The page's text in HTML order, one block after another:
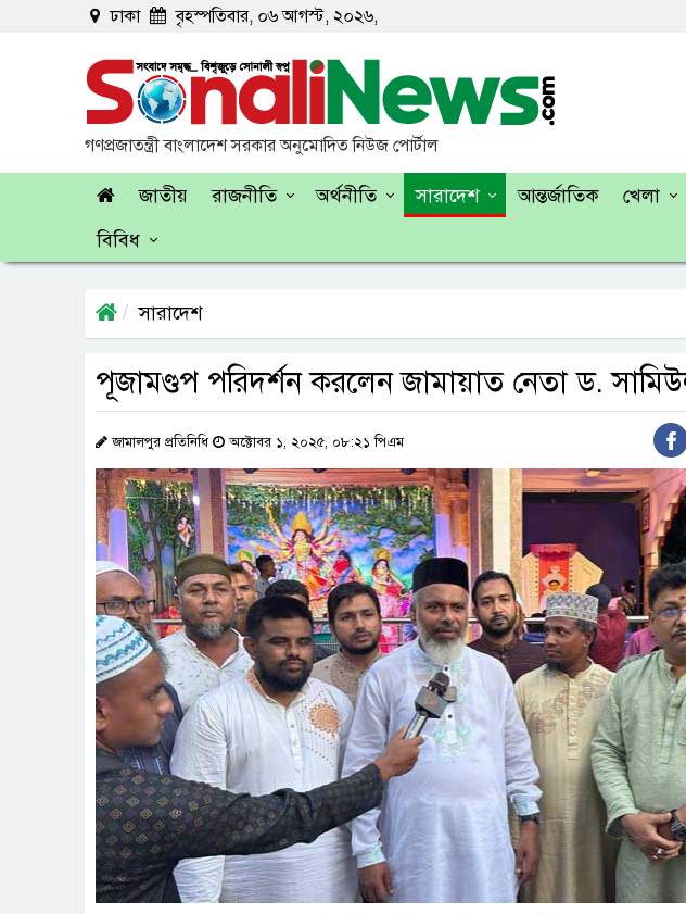
ঢাকা বৃহস্পতিবার, ০৬ আগস্ট, ২০২৬,
গণপ্রজাতন্ত্রী বাংলাদেশ সরকার অনুমোদিত নিউজ পোর্টাল
জাতীয় রাজনীতি অর্থনীতি সারাদেশ আন্তর্জাতিক খেলা
বিবিধ
সারাদেশ
পূজামণ্ডপ পরিদর্শন করলেন জামায়াত নেতা ড.
জামালপুর প্রতিনিধি অক্টোবর ১, ২০২৫, ০৮:২১ পিএম